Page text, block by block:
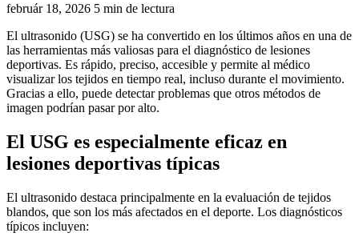
február 18, 2026 5 min de lectura
El ultrasonido (USG) se ha convertido en los últimos años en una de
las herramientas más valiosas para el diagnóstico de lesiones
deportivas. Es rápido, preciso, accesible y permite al médico
visualizar los tejidos en tiempo real, incluso durante el movimiento.
Gracias a ello, puede detectar problemas que otros métodos de
imagen podrían pasar por alto.
El USG es especialmente eficaz en
lesiones deportivas típicas
El ultrasonido destaca principalmente en la evaluación de tejidos
blandos, que son los más afectados en el deporte. Los diagnósticos
típicos incluyen: